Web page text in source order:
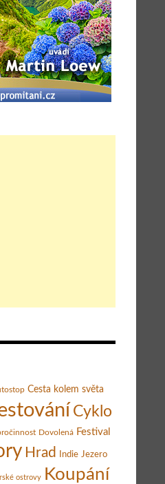
Cesta kolem světa
Cyklo
Dovolená Festival
Hrad Indie Jezero
ostrovy Koupání